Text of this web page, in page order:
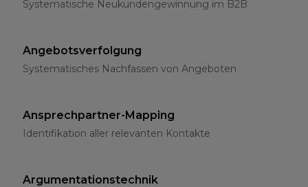
Systematische Neukundengewinnung im B2B
Angebotsverfolgung
Systematisches Nachfassen von Angeboten
Ansprechpartner-Mapping
Identifikation aller relevanten Kontakte
Argumentationstechnik